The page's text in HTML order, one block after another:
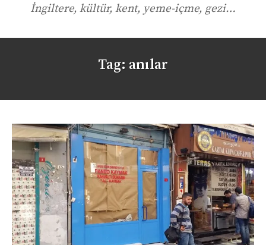
İngiltere, kültür, kent, yeme-içme, gezi…
Tag: anılar